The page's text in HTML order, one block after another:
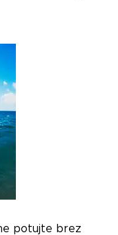
potujte brez